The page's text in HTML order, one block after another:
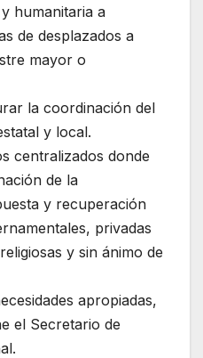
humanitaria a
de desplazados a
mayor o
la coordinación del
y local.
centralizados donde
de la
y recuperación
privadas
y sin ánimo de
apropiadas,
el Secretario de